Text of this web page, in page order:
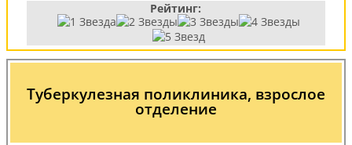
Рейтинг:
Туберкулезная поликлиника, взрослое
отделение